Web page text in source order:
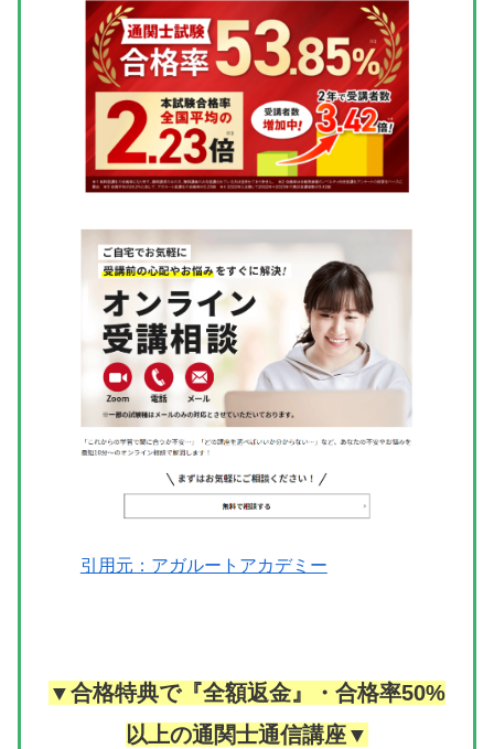
引用元：アガルートアカデミー
▼合格特典で『全額返金』・合格率50%
以上の通関士通信講座▼